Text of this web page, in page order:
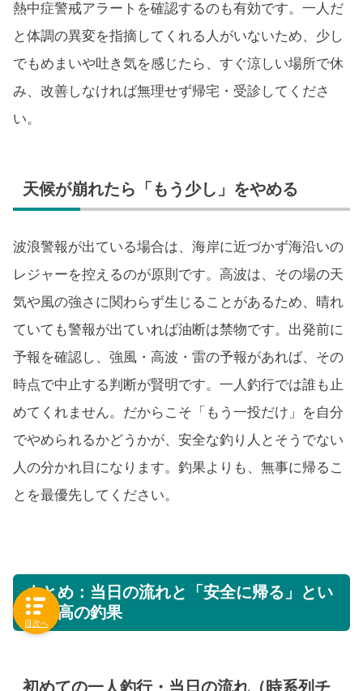
熱中症警戒アラートを確認するのも有効です。一人だ
と体調の異変を指摘してくれる人がいないため、少し
でもめまいや吐き気を感じたら、すぐ涼しい場所で休
み、改善しなければ無理せず帰宅・受診してくださ
い。
天候が崩れたら「もう少し」をやめる
波浪警報が出ている場合は、海岸に近づかず海沿いの
レジャーを控えるのが原則です。高波は、その場の天
気や風の強さに関わらず生じることがあるため、晴れ
ていても警報が出ていれば油断は禁物です。出発前に
予報を確認し、強風・高波・雷の予報があれば、その
時点で中止する判断が賢明です。一人釣行では誰も止
めてくれません。だからこそ「もう一投だけ」を自分
でやめられるかどうかが、安全な釣り人とそうでない
人の分かれ目になります。釣果よりも、無事に帰るこ
とを最優先してください。
まとめ：当日の流れと「安全に帰る」とい
う最高の釣果
初めての一人釣行・当日の流れ（時系列チ
目次へ